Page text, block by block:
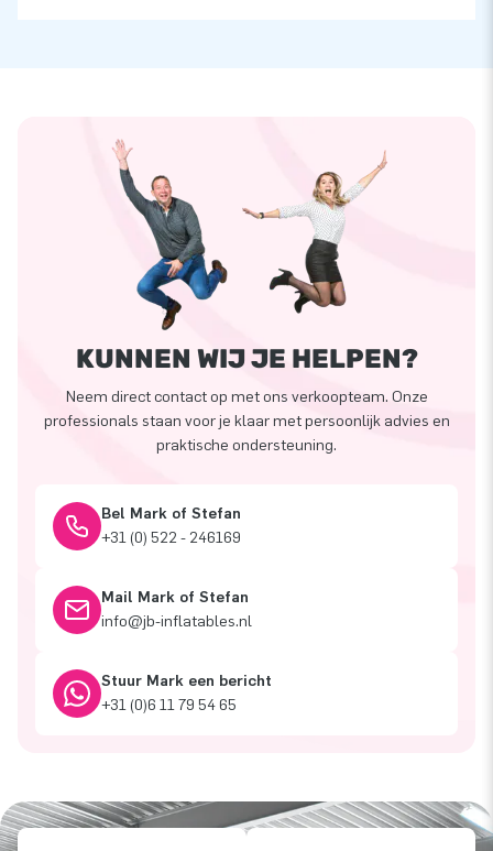
KUNNEN WIJ JE HELPEN?
Neem direct contact op met ons verkoopteam. Onze
professionals staan voor je klaar met persoonlijk advies en
praktische ondersteuning.
Bel Mark of Stefan
+31 (0) 522 - 246169
Mail Mark of Stefan
info@jb-inflatables.nl
Stuur Mark een bericht
+31 (0)6 11 79 54 65